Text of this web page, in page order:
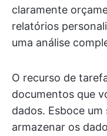
claramente
relatórios
uma análise
O recurso de
documentos que
dados. Esboce
armazenar os